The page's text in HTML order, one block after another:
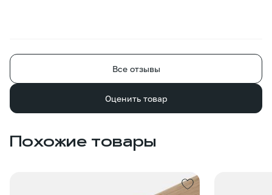
Все отзывы
Оценить товар
Похожие товары